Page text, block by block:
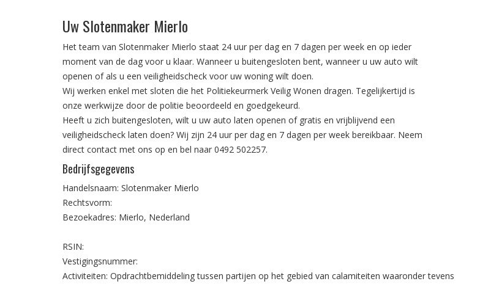
Uw Slotenmaker Mierlo
Het team van Slotenmaker Mierlo staat 24 uur per dag en 7 dagen per week en op ieder
moment van de dag voor u klaar. Wanneer u buitengesloten bent, wanneer u uw auto wilt
openen of als u een veiligheidscheck voor uw woning wilt doen.
Wij werken enkel met sloten die het Politiekeurmerk Veilig Wonen dragen. Tegelijkertijd is
onze werkwijze door de politie beoordeeld en goedgekeurd.
Heeft u zich buitengesloten, wilt u uw auto laten openen of gratis en vrijblijvend een
veiligheidscheck laten doen? Wij zijn 24 uur per dag en 7 dagen per week bereikbaar. Neem
direct contact met ons op en bel naar 0492 502257.
Bedrijfsgegevens
Handelsnaam: Slotenmaker Mierlo
Rechtsvorm:
Bezoekadres: Mierlo, Nederland
RSIN:
Vestigingsnummer:
Activiteiten: Opdrachtbemiddeling tussen partijen op het gebied van calamiteiten waaronder tevens